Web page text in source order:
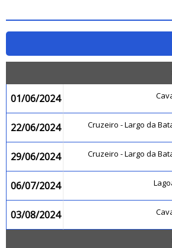
01/06/2024
22/06/2024 Cruzeiro - Largo da
29/06/2024 Cruzeiro - Largo da
06/07/2024
03/08/2024